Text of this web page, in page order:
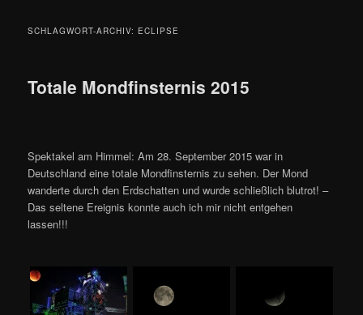
SCHLAGWORT-ARCHIV: ECLIPSE
Totale Mondfinsternis 2015
Spektakel am Himmel: Am 28. September 2015 war in
Deutschland eine totale Mondfinsternis zu sehen. Der Mond
wanderte durch den Erdschatten und wurde schließlich blutrot! –
Das seltene Ereignis konnte auch ich mir nicht entgehen
lassen!!!